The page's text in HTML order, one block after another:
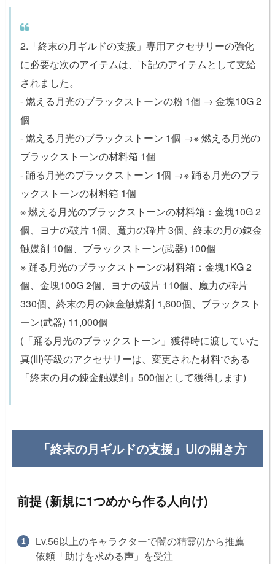
2.「終末の月ギルドの支援」専用アクセサリーの強化
に必要な次のアイテムは、下記のアイテムとして支給
されました。
- 燃える月光のブラックストーンの粉 1個 → 金塊10G 2
個
- 燃える月光のブラックストーン 1個 →※ 燃える月光の
ブラックストーンの材料箱 1個
- 踊る月光のブラックストーン 1個 →※ 踊る月光のブラ
ックストーンの材料箱 1個
※ 燃える月光のブラックストーンの材料箱：金塊10G 2
個、ヨナの破片 1個、魔力の砕片 3個、終末の月の錬金
触媒剤 10個、ブラックストーン(武器) 100個
※ 踊る月光のブラックストーンの材料箱：金塊1KG 2
個、金塊100G 2個、ヨナの破片 110個、魔力の砕片
330個、終末の月の錬金触媒剤 1,600個、ブラックスト
ーン(武器) 11,000個
(「踊る月光のブラックストーン」獲得時に渡していた
真(III)等級のアクセサリーは、変更された材料である
「終末の月の錬金触媒剤」500個として獲得します)
「終末の月ギルドの支援」UIの開き方
前提 (新規に1つめから作る人向け)
Lv.56以上のキャラクターで闇の精霊(/)から推薦
依頼「助けを求める声」を受注